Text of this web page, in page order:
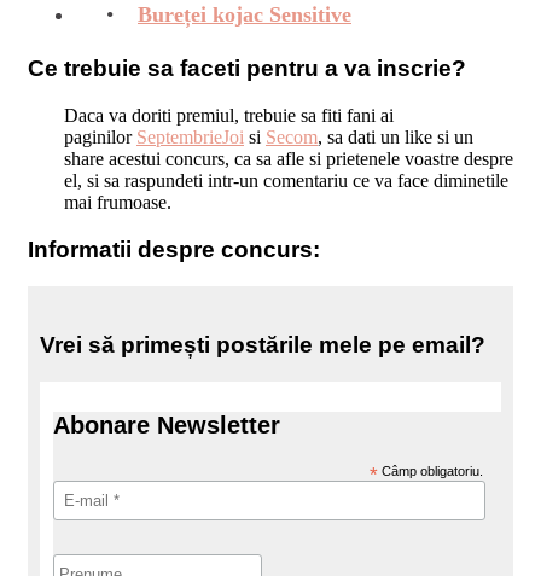
Bureței kojac Sensitive
Ce trebuie sa faceti pentru a va inscrie?
Daca va doriti premiul, trebuie sa fiti fani ai
paginilor SeptembrieJoi si Secom, sa dati un like si un
share acestui concurs, ca sa afle si prietenele voastre despre
el, si sa raspundeti intr-un comentariu ce va face diminetile
mai frumoase.
Informatii despre concurs:
Vrei să primești postările mele pe email?
Abonare Newsletter
* Câmp obligatoriu.